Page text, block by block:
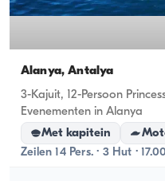
Alanya, Antalya
3-Kajuit, 12-Persoon
Evenementen in Alanya
Met kapitein
Zeilen 14 Pers. · 3 Hut ·